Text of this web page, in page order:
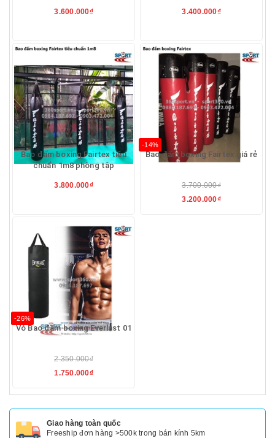
3.600.000₫ 3.400.000₫
Bao đấm boxing Fairtex tiêu
chuẩn 1m8 phòng tập
3.800.000₫
-14%
Bao đấm boxing Fairtex giá rẻ
3.700.000₫
3.200.000₫
-26%
Vỏ Bao đấm boxing Everlast 01
2.350.000₫
1.750.000₫
Giao hàng toàn quốc
Freeship đơn hàng >500k trong bán kính 5km